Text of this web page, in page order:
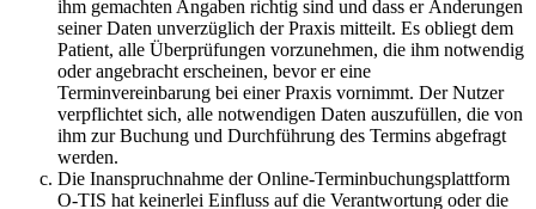
ihm gemachten Angaben richtig sind und dass er Änderungen
seiner Daten unverzüglich der Praxis mitteilt. Es obliegt dem
Patient, alle Überprüfungen vorzunehmen, die ihm notwendig
oder angebracht erscheinen, bevor er eine
Terminvereinbarung bei einer Praxis vornimmt. Der Nutzer
verpflichtet sich, alle notwendigen Daten auszufüllen, die von
ihm zur Buchung und Durchführung des Termins abgefragt
werden.
Die Inanspruchnahme der Online-Terminbuchungsplattform
O-TIS hat keinerlei Einfluss auf die Verantwortung oder die